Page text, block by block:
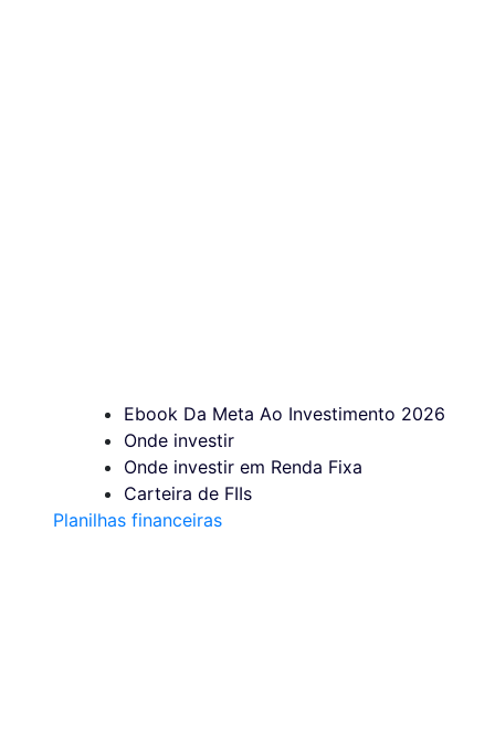
Ebook Da Meta Ao Investimento 2026
Onde investir
Onde investir em Renda Fixa
Carteira de FIIs
Planilhas financeiras